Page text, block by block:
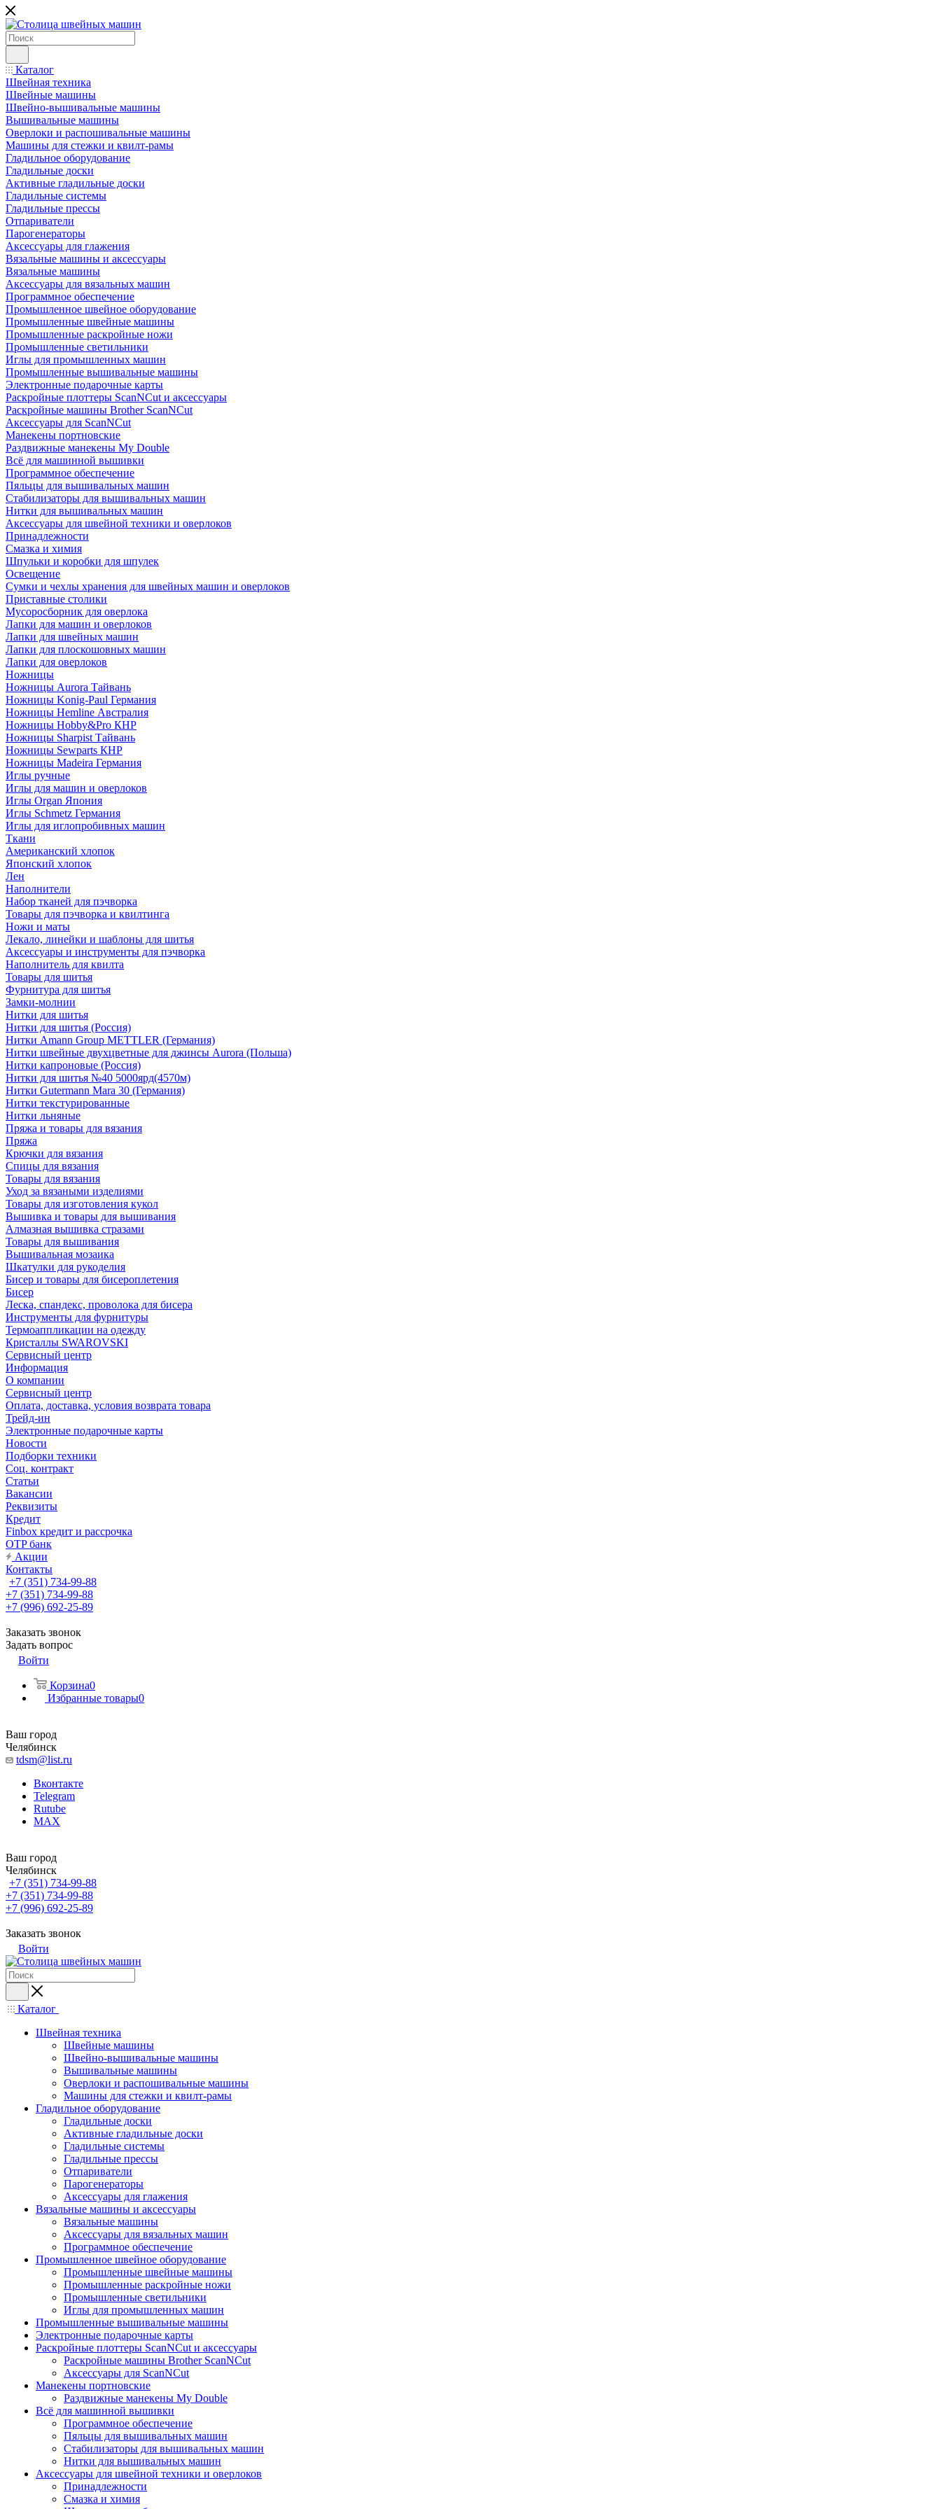
Каталог
Швейная техника
Швейные машины
Швейно-вышивальные машины
Вышивальные машины
Оверлоки и распошивальные машины
Машины для стежки и квилт-рамы
Гладильное оборудование
Гладильные доски
Активные гладильные доски
Гладильные системы
Гладильные прессы
Отпариватели
Парогенераторы
Аксессуары для глажения
Вязальные машины и аксессуары
Вязальные машины
Аксессуары для вязальных машин
Программное обеспечение
Промышленное швейное оборудование
Промышленные швейные машины
Промышленные раскройные ножи
Промышленные светильники
Иглы для промышленных машин
Промышленные вышивальные машины
Электронные подарочные карты
Раскройные плоттеры ScanNCut и аксессуары
Раскройные машины Brother ScanNCut
Аксессуары для ScanNCut
Манекены портновские
Раздвижные манекены My Double
Всё для машинной вышивки
Программное обеспечение
Пяльцы для вышивальных машин
Стабилизаторы для вышивальных машин
Нитки для вышивальных машин
Аксессуары для швейной техники и оверлоков
Принадлежности
Смазка и химия
Шпульки и коробки для шпулек
Освещение
Сумки и чехлы хранения для швейных машин и оверлоков
Приставные столики
Мусоросборник для оверлока
Лапки для машин и оверлоков
Лапки для швейных машин
Лапки для плоскошовных машин
Лапки для оверлоков
Ножницы
Ножницы Aurora Тайвань
Ножницы Konig-Paul Германия
Ножницы Hemline Австралия
Ножницы Hobby&Pro КНР
Ножницы Sharpist Тайвань
Ножницы Sewparts КНР
Ножницы Madeira Германия
Иглы ручные
Иглы для машин и оверлоков
Иглы Organ Япония
Иглы Schmetz Германия
Иглы для иглопробивных машин
Ткани
Американский хлопок
Японский хлопок
Лен
Наполнители
Набор тканей для пэчворка
Товары для пэчворка и квилтинга
Ножи и маты
Лекало, линейки и шаблоны для шитья
Аксессуары и инструменты для пэчворка
Наполнитель для квилта
Товары для шитья
Фурнитура для шитья
Замки-молнии
Нитки для шитья
Нитки для шитья (Россия)
Нитки Amann Group METTLER (Германия)
Нитки швейные двухцветные для джинсы Aurora (Польша)
Нитки капроновые (Россия)
Нитки для шитья №40 5000ярд(4570м)
Нитки Gutermann Mara 30 (Германия)
Нитки текстурированные
Нитки льняные
Пряжа и товары для вязания
Пряжа
Крючки для вязания
Спицы для вязания
Товары для вязания
Уход за вязаными изделиями
Товары для изготовления кукол
Вышивка и товары для вышивания
Алмазная вышивка стразами
Товары для вышивания
Вышивальная мозаика
Шкатулки для рукоделия
Бисер и товары для бисероплетения
Бисер
Леска, спандекс, проволока для бисера
Инструменты для фурнитуры
Термоаппликации на одежду
Кристаллы SWAROVSKI
Сервисный центр
Информация
О компании
Сервисный центр
Оплата, доставка, условия возврата товара
Трейд-ин
Электронные подарочные карты
Новости
Подборки техники
Соц. контракт
Статьи
Вакансии
Реквизиты
Кредит
Finbox кредит и рассрочка
OTP банк
Акции
Контакты
+7 (351) 734-99-88
+7 (351) 734-99-88
+7 (996) 692-25-89
Заказать звонок
Задать вопрос
Войти
Корзина0
Избранные товары0
Ваш город
Челябинск
tdsm@list.ru
Вконтакте
Telegram
Rutube
MAX
Ваш город
Челябинск
+7 (351) 734-99-88
+7 (351) 734-99-88
+7 (996) 692-25-89
Заказать звонок
Войти
Каталог
Швейная техника
Швейные машины
Швейно-вышивальные машины
Вышивальные машины
Оверлоки и распошивальные машины
Машины для стежки и квилт-рамы
Гладильное оборудование
Гладильные доски
Активные гладильные доски
Гладильные системы
Гладильные прессы
Отпариватели
Парогенераторы
Аксессуары для глажения
Вязальные машины и аксессуары
Вязальные машины
Аксессуары для вязальных машин
Программное обеспечение
Промышленное швейное оборудование
Промышленные швейные машины
Промышленные раскройные ножи
Промышленные светильники
Иглы для промышленных машин
Промышленные вышивальные машины
Электронные подарочные карты
Раскройные плоттеры ScanNCut и аксессуары
Раскройные машины Brother ScanNCut
Аксессуары для ScanNCut
Манекены портновские
Раздвижные манекены My Double
Всё для машинной вышивки
Программное обеспечение
Пяльцы для вышивальных машин
Стабилизаторы для вышивальных машин
Нитки для вышивальных машин
Аксессуары для швейной техники и оверлоков
Принадлежности
Смазка и химия